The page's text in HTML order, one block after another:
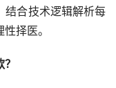
结合技术逻辑解析每
择医。